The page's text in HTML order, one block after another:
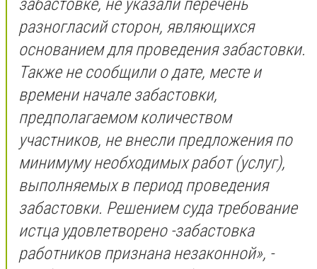
забастовке, не указали перечень
разногласий сторон, являющихся
основанием для проведения забастовки.
Также не сообщили о дате, месте и
времени начале забастовки,
предполагаемом количеством
участников, не внесли предложения по
минимуму необходимых работ (услуг),
выполняемых в период проведения
забастовки. Решением суда требование
истца удовлетворено -забастовка
работников признана незаконной», -